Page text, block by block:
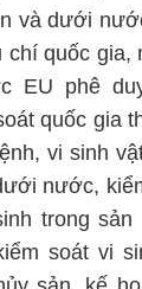
và dưới
chí quốc gia,
EU phê
quốc gia
vi sinh
nước,
trong sản
soát vi